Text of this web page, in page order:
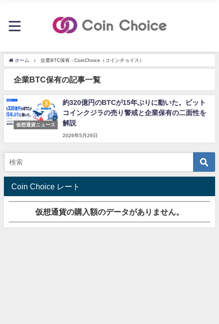
ホーム 企業BTC保有 - CoinChoice（コインチョイス）
企業BTC保有の記事一覧
仮想通貨ニュース
約320億円のBTCが15年ぶりに動いた。ビット
コインクジラの売り警戒と企業保有の二面性を
解説
2026年5月26日
Coin Choice レート
仮想通貨の購入額のデータがありません。